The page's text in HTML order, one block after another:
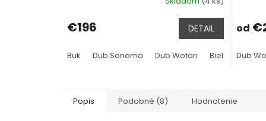
€196 DETAIL
Buk Dub Sonoma Dub Wotan Biela
je
z
5
od
Dub
Popis Podobné (8) Hodnotenie